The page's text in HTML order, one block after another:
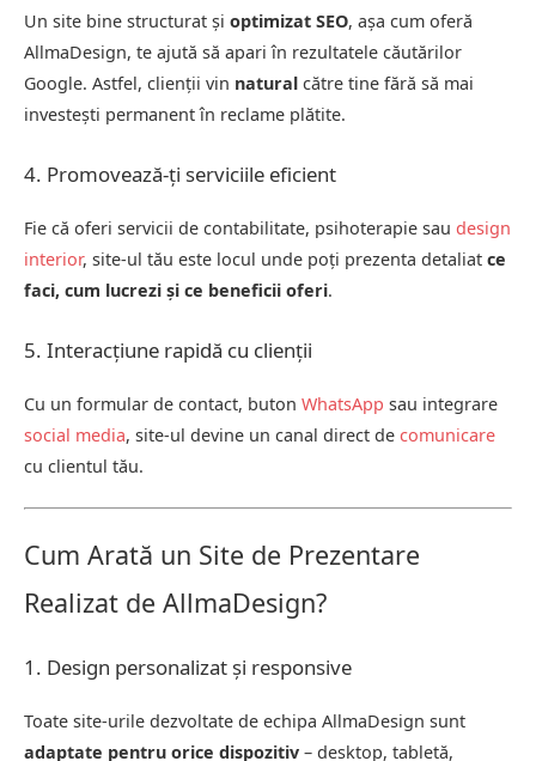
Un site bine structurat și optimizat SEO, așa cum oferă
AllmaDesign, te ajută să apari în rezultatele căutărilor
Google. Astfel, clienții vin natural către tine fără să mai
investești permanent în reclame plătite.
4. Promovează-ți serviciile eficient
Fie că oferi servicii de contabilitate, psihoterapie sau design
interior, site-ul tău este locul unde poți prezenta detaliat ce
faci, cum lucrezi și ce beneficii oferi.
5. Interacțiune rapidă cu clienții
Cu un formular de contact, buton WhatsApp sau integrare
social media, site-ul devine un canal direct de comunicare
cu clientul tău.
Cum Arată un Site de Prezentare
Realizat de AllmaDesign?
1. Design personalizat și responsive
Toate site-urile dezvoltate de echipa AllmaDesign sunt
adaptate pentru orice dispozitiv – desktop, tabletă,